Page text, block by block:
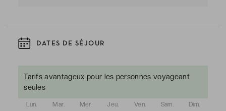
DATES DE SÉJOUR
Tarifs avantageux pour les personnes voyageant
seules
Lun. Mar. Mer. Jeu. Ven. Sam. Dim.